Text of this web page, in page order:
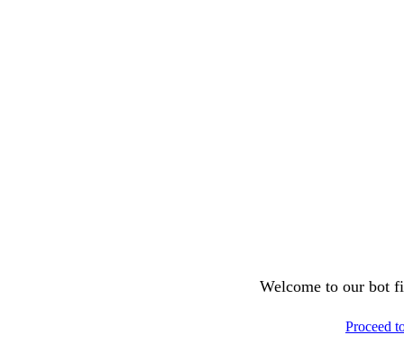
Welcome to our bot
Proceed